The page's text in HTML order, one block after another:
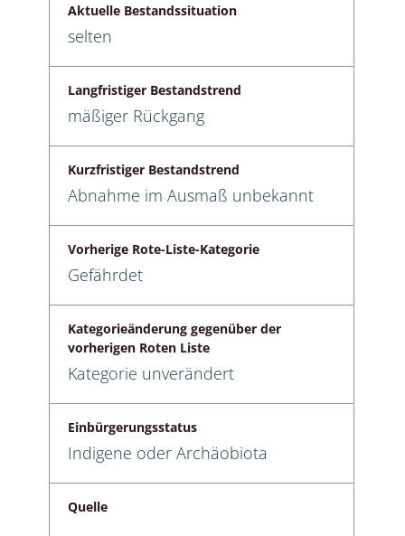
Aktuelle Bestandssituation
selten
Langfristiger Bestandstrend
mäßiger Rückgang
Kurzfristiger Bestandstrend
Abnahme im Ausmaß unbekannt
Vorherige Rote-Liste-Kategorie
Gefährdet
Kategorieänderung gegenüber der
vorherigen Roten Liste
Kategorie unverändert
Einbürgerungsstatus
Indigene oder Archäobiota
Quelle